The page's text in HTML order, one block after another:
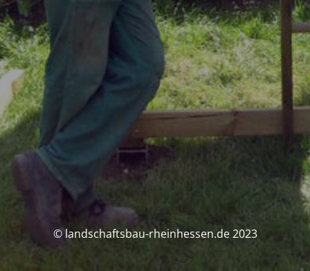
© landschaftsbau-rheinhessen.de 2023